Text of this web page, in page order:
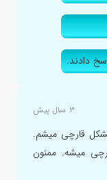
دادند.
۳ سال پیش
قارچی میشم.
میشه. ممنون